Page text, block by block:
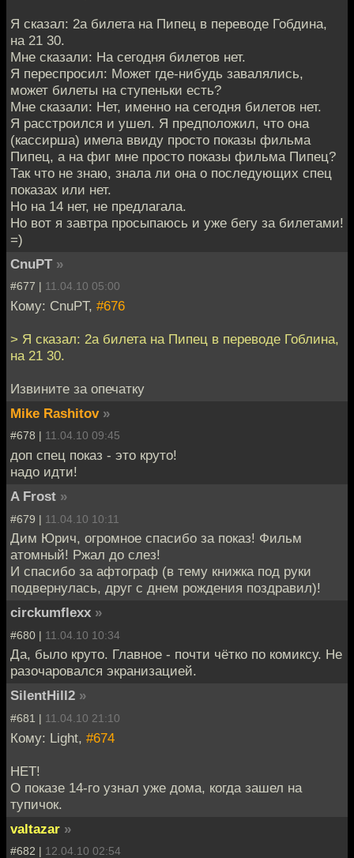
Я сказал: 2а билета на Пипец в переводе Гобдина,
на 21 30.
Мне сказали: На сегодня билетов нет.
Я переспросил: Может где-нибудь завалялись,
может билеты на ступеньки есть?
Мне сказали: Нет, именно на сегодня билетов нет.
Я расстроился и ушел. Я предположил, что она
(кассирша) имела ввиду просто показы фильма
Пипец, а на фиг мне просто показы фильма Пипец?
Так что не знаю, знала ли она о последующих спец
показах или нет.
Но на 14 нет, не предлагала.
Но вот я завтра просыпаюсь и уже бегу за билетами!
=)
CnuPT »
#677 | 11.04.10 05:00
Кому: CnuPT, #676
> Я сказал: 2а билета на Пипец в переводе Гоблина,
на 21 30.
Извините за опечатку
Mike Rashitov »
#678 | 11.04.10 09:45
доп спец показ - это круто!
надо идти!
A Frost »
#679 | 11.04.10 10:11
Дим Юрич, огромное спасибо за показ! Фильм
атомный! Ржал до слез!
И спасибо за афтограф (в тему книжка под руки
подвернулась, друг с днем рождения поздравил)!
circkumflexx »
#680 | 11.04.10 10:34
Да, было круто. Главное - почти чётко по комиксу. Не
разочаровался экранизацией.
SilentHill2 »
#681 | 11.04.10 21:10
Кому: Light, #674
НЕТ!
О показе 14-го узнал уже дома, когда зашел на
тупичок.
valtazar »
#682 | 12.04.10 02:54